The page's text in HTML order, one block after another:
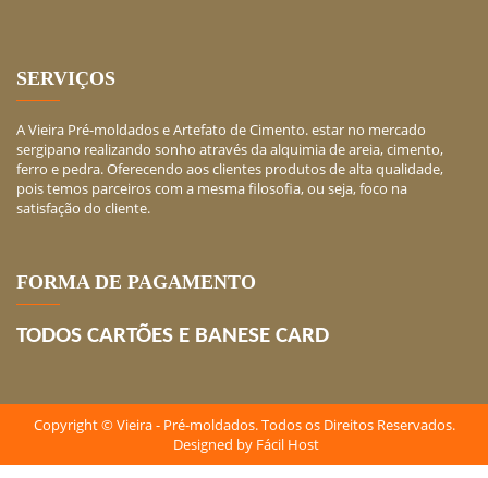
SERVIÇOS
A Vieira Pré-moldados e Artefato de Cimento. estar no mercado
sergipano realizando sonho através da alquimia de areia, cimento,
ferro e pedra. Oferecendo aos clientes produtos de alta qualidade,
pois temos parceiros com a mesma filosofia, ou seja, foco na
satisfação do cliente.
FORMA DE PAGAMENTO
TODOS CARTÕES E BANESE CARD
Copyright © Vieira - Pré-moldados. Todos os Direitos Reservados.
Designed by Fácil Host